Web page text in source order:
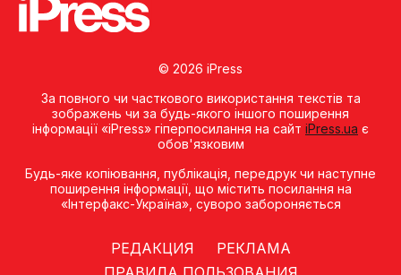
© 2026 iPress
За повного чи часткового використання текстів та
зображень чи за будь-якого іншого поширення
інформації «iPress» гіперпосилання на сайт iPress.ua є
обов'язковим
Будь-яке копiювання, публiкацiя, передрук чи наступне
поширення iнформацiї, що мiстить посилання на
«Iнтерфакс-Україна», суворо забороняється
РЕДАКЦИЯ
РЕКЛАМА